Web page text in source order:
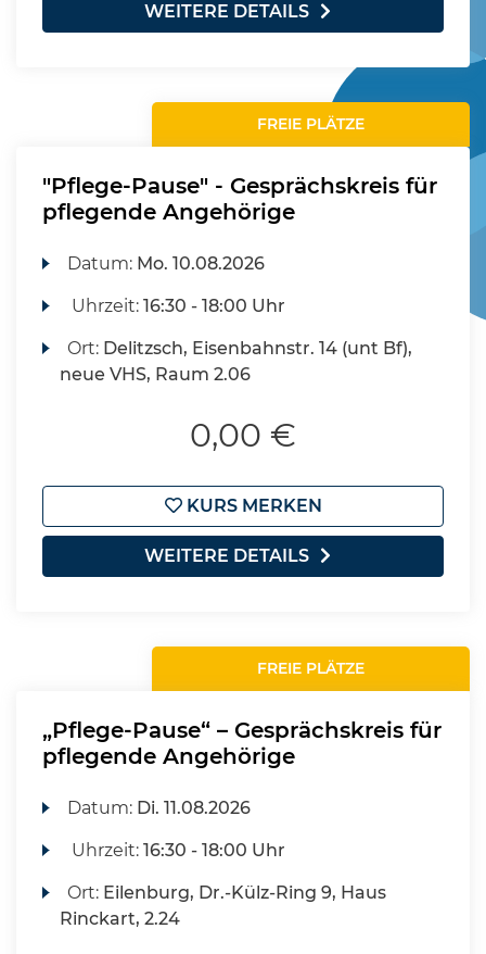
WEITERE DETAILS
FREIE PLÄTZE
"Pflege-Pause" - Gesprächskreis für
pflegende Angehörige
Datum: Mo. 10.08.2026
Uhrzeit:16:30 - 18:00 Uhr
Ort: Delitzsch, Eisenbahnstr. 14 (unt Bf),
neue VHS, Raum 2.06
0,00 €
KURS MERKEN
WEITERE DETAILS
FREIE PLÄTZE
„Pflege-Pause“ – Gesprächskreis für
pflegende Angehörige
Datum: Di. 11.08.2026
Uhrzeit:16:30 - 18:00 Uhr
Ort: Eilenburg, Dr.-Külz-Ring 9, Haus
Rinckart, 2.24